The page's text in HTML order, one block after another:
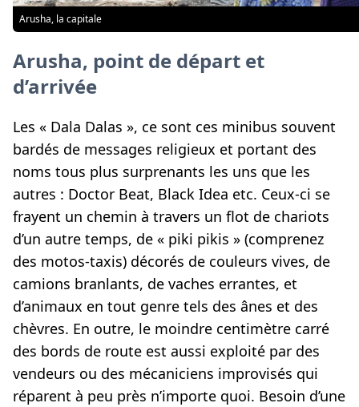
Arusha, la capitale
Arusha, point de départ et
d’arrivée
Les « Dala Dalas », ce sont ces minibus souvent
bardés de messages religieux et portant des
noms tous plus surprenants les uns que les
autres : Doctor Beat, Black Idea etc. Ceux-ci se
frayent un chemin à travers un flot de chariots
d’un autre temps, de « piki pikis » (comprenez
des motos-taxis) décorés de couleurs vives, de
camions branlants, de vaches errantes, et
d’animaux en tout genre tels des ânes et des
chèvres. En outre, le moindre centimètre carré
des bords de route est aussi exploité par des
vendeurs ou des mécaniciens improvisés qui
réparent à peu près n’importe quoi. Besoin d’une